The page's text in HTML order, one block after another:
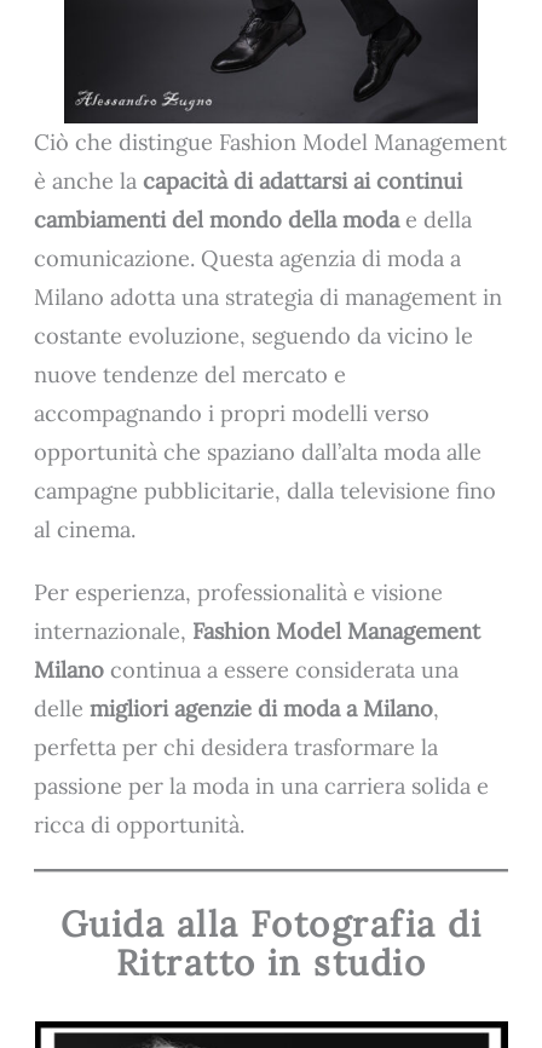
Ciò che distingue Fashion Model Management
è anche lacapacità di adattarsi ai continui
cambiamenti del mondo della modae della
comunicazione. Questa agenzia di moda a
Milano adotta una strategia di management in
costante evoluzione, seguendo da vicino le
nuove tendenze del mercato e
accompagnando i propri modelli verso
opportunità che spaziano dall’alta moda alle
campagne pubblicitarie, dalla televisione fino
al cinema.
Per esperienza, professionalità e visione
internazionale, Fashion Model Management
Milano continua a essere considerata una
dellemigliori agenzie di moda a Milano,
perfetta per chi desidera trasformare la
passione per la moda in una carriera solida e
ricca di opportunità.
Guida alla Fotografia di
Ritratto in studio